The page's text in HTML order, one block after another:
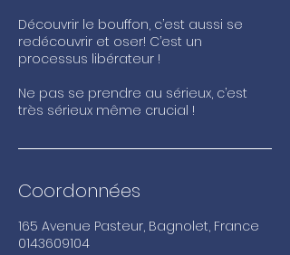
Découvrir le bouffon, c’est aussi se
redécouvrir et oser! C’est un
processus libérateur !
Ne pas se prendre au sérieux, c’est
très sérieux même crucial !
Coordonnées
165 Avenue Pasteur, Bagnolet, France
0143609104